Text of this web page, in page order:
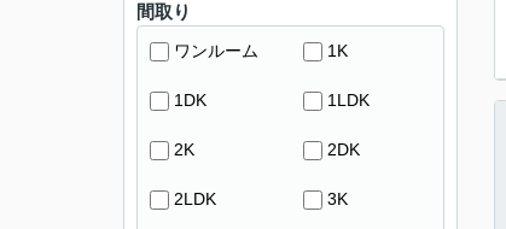
間取り
ワンルーム 1K
1DK 1LDK
2K 2DK
2LDK 3K